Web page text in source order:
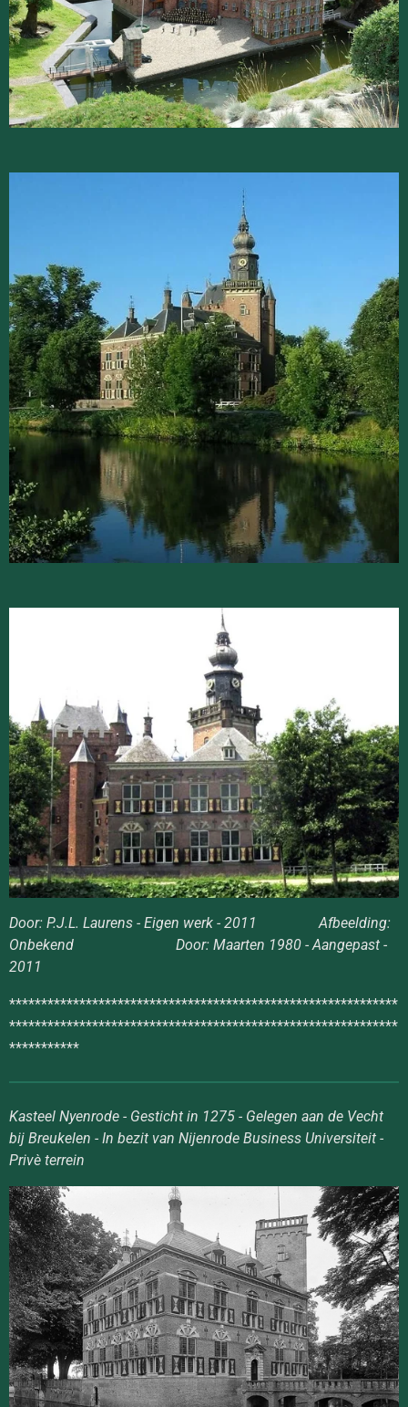
Door: P.J.L. Laurens - Eigen werk - 2011 Afbeelding:
Onbekend Door: Maarten 1980 - Aangepast -
2011
*************************************************************
*************************************************************
***********
Kasteel Nyenrode - Gesticht in 1275 - Gelegen aan de Vecht
bij Breukelen - In bezit van Nijenrode Business Universiteit -
Privè terrein